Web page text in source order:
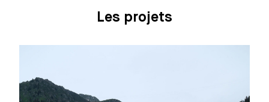
Les projets